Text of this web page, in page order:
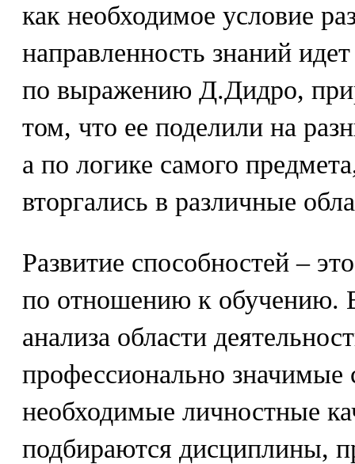
как необходимое условие
направленность знаний
по выражению Д.Дидро,
том, что ее поделили на
а по логике самого
вторгались в различные
Развитие способностей –
по отношению к обучению.
анализа области
профессионально значимые
необходимые личностные
подбираются дисциплины,